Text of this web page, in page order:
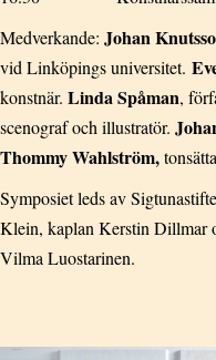
Medverkande: Johan
vid Linköpings universitet.
konstnär. Linda Spåman,
scenograf och illustratör.
Thommy Wahlström,
Symposiet leds av
Klein, kaplan Kerstin Dillmar
Vilma Luostarinen.